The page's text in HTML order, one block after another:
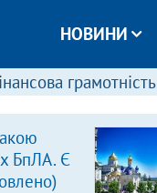
НОВИНИ
грамотність
БпЛА. Є